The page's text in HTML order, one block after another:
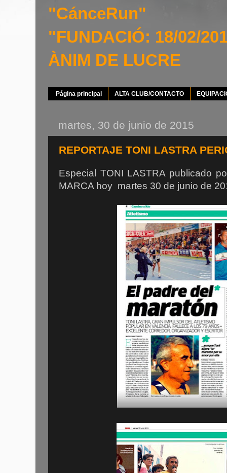
"CánceRun"
"FUNDACIÓ: 18/02/
ÀNIM DE LUCRE
Página principal ALTA CLUB/CONTACTO
martes, 30 de junio de 2015
REPORTAJE TONI LASTRA
Especial TONI LASTRA publicado
MARCA hoy martes 30 de junio de